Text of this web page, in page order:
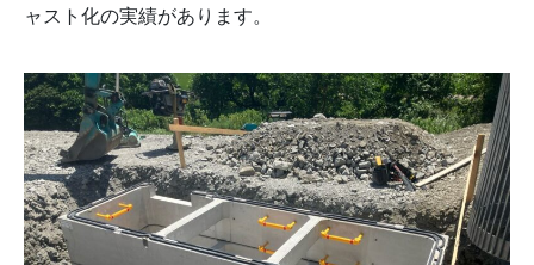
ャスト化の実績があります。